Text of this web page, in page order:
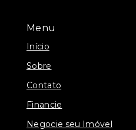
Menu
Início
Sobre
Contato
Financie
Negocie seu Imóvel